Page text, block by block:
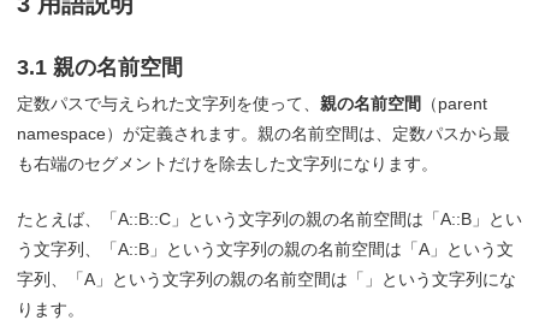
3.1 親の名前空間
定数パスで与えられた文字列を使って、 親の名前空間
（parent
namespace）が定義されます。親の名前空間は、定数パスから最
も右端のセグメントだけを除去した文字列になります。
たとえば、「A::B::C」という文字列の親の名前空間は「A::B」とい
う文字列、「A::B」という文字列の親の名前空間は「A」という文
字列、「A」という文字列の親の名前空間は「」という文字列にな
ります。